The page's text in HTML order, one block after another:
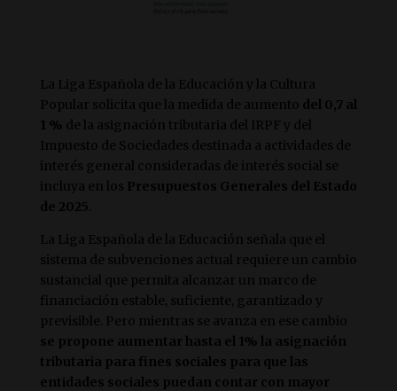
La Liga Española de la Educación y la Cultura
Popular solicita que la medida de aumento del 0,7 al
1 % de la asignación tributaria del IRPF y del
Impuesto de Sociedades destinada a actividades de
interés general consideradas de interés social se
incluya en los Presupuestos Generales del Estado
de 2025
La Liga Española de la Educación señala que el
sistema de subvenciones actual requiere un cambio
sustancial que permita alcanzar un marco de
financiación estable, suficiente, garantizado y
previsible. Pero mientras se avanza en ese cambio
se propone aumentar hasta el 1% la asignación
tributaria para fines sociales para que las
entidades sociales puedan contar con mayor